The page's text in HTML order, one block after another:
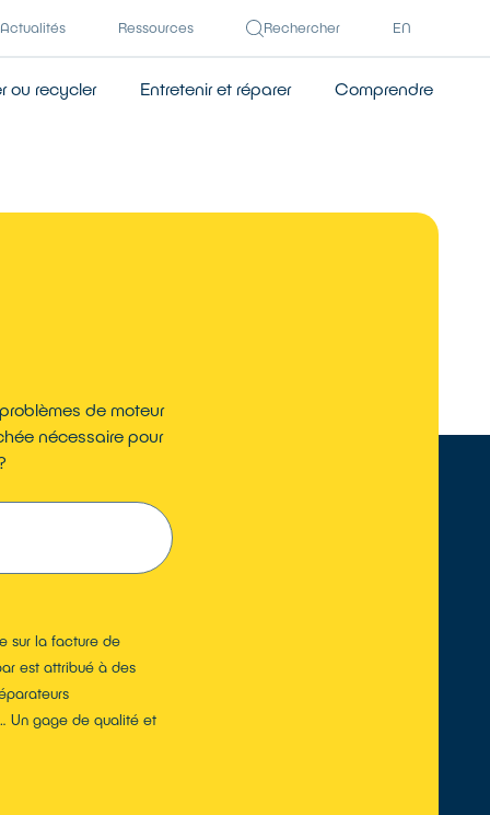
Actualités Ressources Rechercher EN
ou recycler Entretenir et réparer Comprendre
de moteur
nécessaire pour
sur la facture de
est attribué à des
Un gage de qualité et